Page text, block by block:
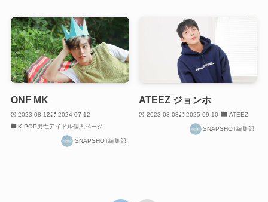
ONF MK
2023-08-12
2024-07-12
K-POP男性アイドル個人ページ
SNAPSHOT編集部
ATEEZ ジョンホ
2023-08-08 2025-09-10 ATEEZ
SNAPSHOT編集部